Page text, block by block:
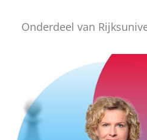
Onderdeel van